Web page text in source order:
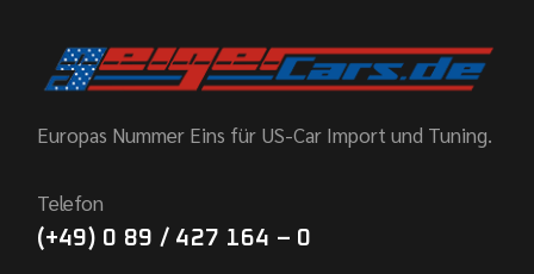
Europas Nummer Eins für US-Car Import und Tuning.
Telefon
(+49) 0 89 / 427 164 – 0